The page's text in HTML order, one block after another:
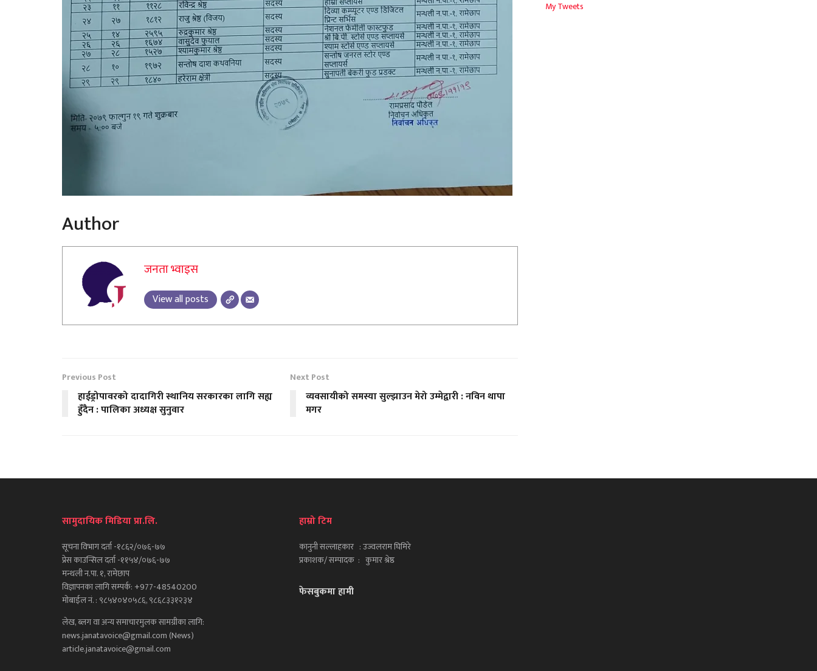
Author
जनता भ्वाइस
View all posts
Previous Post
हाईड्रोपावरको दादागिरी स्थानिय सरकारका लागि सह्य
हुँदैन : पालिका अध्यक्ष सुनुवार
Next Post
व्यवसायीको समस्या सुल्झाउन मेरो उम्मेद्वारी : नविन थापा
मगर
My Tweets
सामुदायिक मिडिया प्रा.लि.
सूचना विभाग दर्ता -१८६२/०७६-७७
प्रेस काउन्सिल दर्ता -११५४/०७६-७७
मन्थली न.पा. १, रामेछाप
विज्ञापनका लागि सम्पर्क: +977-48540200
मोबाईल नं. : ९८५४०४०५८६, ९८६८३३१२३४
लेख, ब्लग वा अन्य समाचारमुलक सामग्रीका लागि:
news.janatavoice@gmail.com (News)
article.janatavoice@gmail.com
हाम्रो टिम
कानुनी सल्लाहकार : उज्वलराम घिमिरे
प्रकाशक/ सम्पादक : कुमार श्रेष्ठ
फेसबुकमा हामी